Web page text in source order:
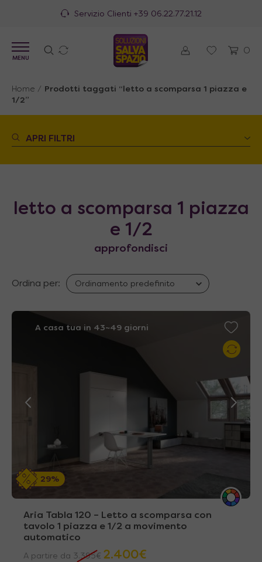
Servizio Clienti +39 06.22.77.21.12
0
MENU
Home /
Prodotti taggati “letto a scomparsa 1 piazza e
1/2”
APRI FILTRI
letto a scomparsa 1 piazza
e 1/2
approfondisci
Ordina per:
A casa tua in 43~49 giorni
29%
Aria Tabla 120 – Letto a scomparsa con
tavolo 1 piazza e 1/2 a movimento
automatico
A partire da 3.395€ 2.400€